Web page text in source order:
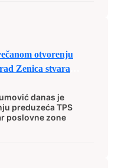
otvorenju
Zenica stvara
danas je
preduzeća TPS
poslovne zone